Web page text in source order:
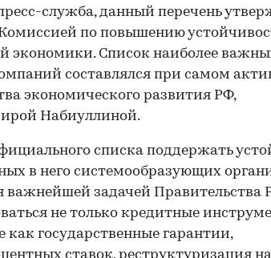
служба, данный перечень
по повышению
экономики. Список наиболее
составлялся при самом
экономического развития РФ,
Набиуллиной.
списка поддержать
в него системообразующих
важнейшей задачей Правительства
не только кредитные
как государственные гарантии,